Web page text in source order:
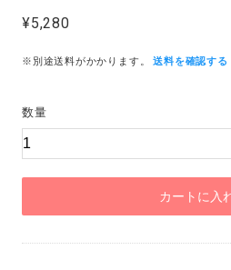
¥5,280
※別途送料がかかります。 送料を確認する
数量
カートに入